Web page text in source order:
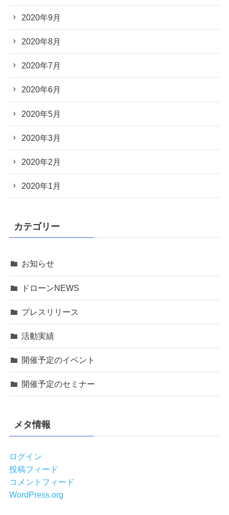
2020年9月
2020年8月
2020年7月
2020年6月
2020年5月
2020年3月
2020年2月
2020年1月
カテゴリー
お知らせ
ドローンNEWS
プレスリリース
活動実績
開催予定のイベント
開催予定のセミナー
メタ情報
ログイン
投稿フィード
コメントフィード
WordPress.org